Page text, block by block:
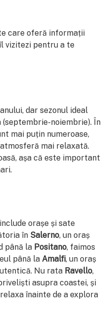
care oferă informații
vizitezi pentru a te
dar sezonul ideal
noiembrie). În
mai puțin numeroase,
mai relaxată.
așa că este important
orașe și sate
în Salerno, un oraș
până la Positano, faimos
până la Amalfi, un oraș
Nu rata Ravello,
asupra coastei, și
înainte de a explora